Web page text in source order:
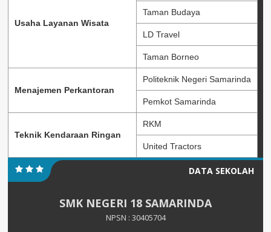
Usaha Layanan Wisata
Taman Budaya
LD Travel
Taman Borneo
Menajemen Perkantoran
Politeknik Negeri Samarinda
Pemkot Samarinda
Teknik Kendaraan Ringan
RKM
United Tractors
DATA SEKOLAH
SMK NEGERI 18 SAMARINDA
NPSN : 30405704